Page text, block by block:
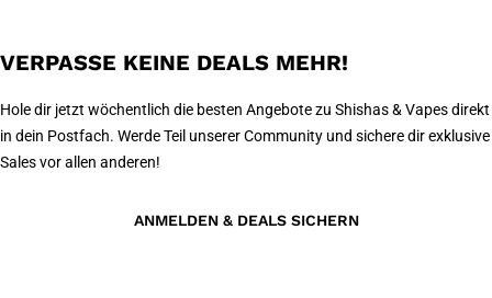
VERPASSE KEINE DEALS MEHR!
Hole dir jetzt wöchentlich die besten Angebote zu Shishas & Vapes direkt
in dein Postfach. Werde Teil unserer Community und sichere dir exklusive
Sales vor allen anderen!
ANMELDEN & DEALS SICHERN